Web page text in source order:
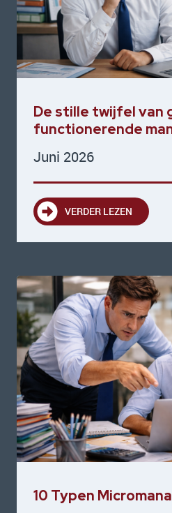
De stille twijfel van
functionerende
Juni 2026
VERDER LEZEN
10 Typen